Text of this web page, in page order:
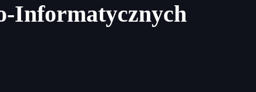
Informatycznych